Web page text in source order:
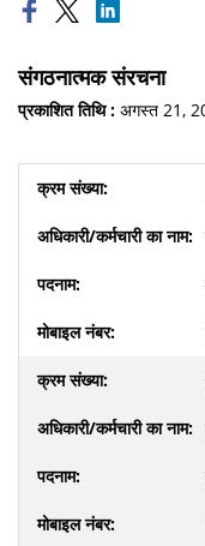
संगठनात्मक संरचना
प्रकाशित तिथि : अगस्त 21,